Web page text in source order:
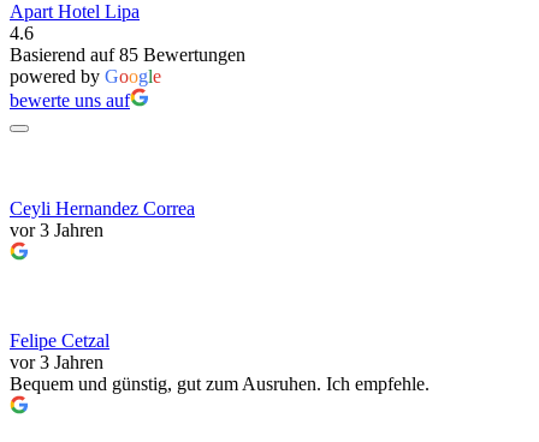
Apart Hotel Lipa
4.6
Basierend auf 85 Bewertungen
powered by Google
bewerte uns auf
Ceyli Hernandez Correa
vor 3 Jahren
Felipe Cetzal
vor 3 Jahren
Bequem und günstig, gut zum Ausruhen. Ich empfehle.